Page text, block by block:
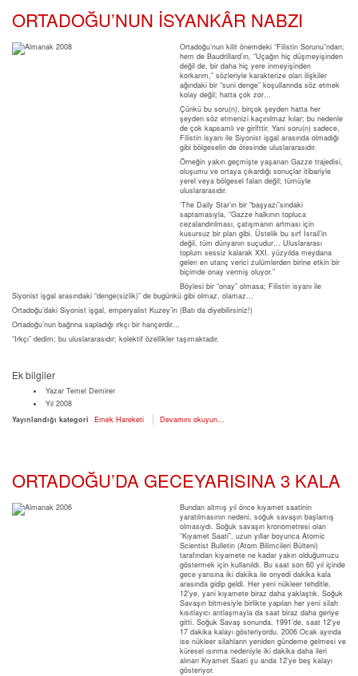
ORTADOĞU’NUN İSYANKÂR NABZI
Ortadoğu’nun kilit önemdeki “Filistin Sorunu”ndan;
hem de Baudrillard’ın, “Uçağın hiç düşmeyişinden
değil de, bir daha hiç yere inmeyişinden
korkarım,” sözleriyle karakterize olan ilişkiler
ağındaki bir “suni denge” koşullarında söz etmek
kolay değil; hatta çok zor…
Çünkü bu soru(n), birçok şeyden hatta her
şeyden söz etmenizi kaçınılmaz kılar; bu nedenle
de çok kapsamlı ve girifttir. Yani soru(n) sadece,
Filistin isyanı ile Siyonist işgal arasında olmadığı
gibi bölgeselin de ötesinde uluslararasıdır.
Örneğin yakın geçmişte yaşanan Gazze trajedisi,
oluşumu ve ortaya çıkardığı sonuçlar itibariyle
yerel veya bölgesel falan değil; tümüyle
uluslararasıdır.
‘The Daily Star’ın bir “başyazı”sındaki
saptamasıyla, “Gazze halkının topluca
cezalandırılması, çatışmanın artması için
kusursuz bir plan gibi. Üstelik bu sırf İsrail’in
değil, tüm dünyanın suçudur… Uluslararası
toplum sessiz kalarak XXI. yüzyılda meydana
gelen en utanç verici zulümlerden birine etkin bir
biçimde onay vermiş oluyor.”
Böylesi bir “onay” olmasa; Filistin isyanı ile
Siyonist işgal arasındaki “denge(sizlik)” de bugünkü gibi olmaz, olamaz…
Ortadoğu’daki Siyonist işgal, emperyalist Kuzey’in (Batı da diyebilirsiniz!)
Ortadoğu’nun bağrına sapladığı ırkçı bir hançerdir…
“Irkçı” dedim; bu uluslararasıdır; kolektif özellikler taşımaktadır.
Ek bilgiler
Yazar Temel Demirer
Yıl 2008
Yayınlandığı kategori
Emek Hareketi Devamını okuyun...
ORTADOĞU’DA GECEYARISINA 3 KALA
Bundan altmış yıl önce kıyamet saatinin
yaratılmasının nedeni, soğuk savaşın başlamış
olmasıydı. Soğuk savaşın kronometresi olan
“Kıyamet Saati”, uzun yıllar boyunca Atomic
Scientist Bulletin (Atom Bilimcileri Bülteni)
tarafından kıyamete ne kadar yakın olduğumuzu
göstermek için kullanıldı. Bu saat son 60 yıl içinde
gece yarısına iki dakika ile onyedi dakika kala
arasında gidip geldi. Her yeni nükleer tehditle,
12’ye, yani kıyamete biraz daha yaklaştık. Soğuk
Savaşın bitmesiyle birlikte yapılan her yeni silah
kısıtlayıcı antlaşmayla da saat biraz daha geriye
gitti. Soğuk Savaş sonunda, 1991’de, saat 12’ye
17 dakika kalayı gösteriyordu. 2006 Ocak ayında
ise nükleer silahların yeniden gündeme gelmesi ve
küresel ısınma nedeniyle iki dakika daha ileri
alınan Kıyamet Saati şu anda 12’ye beş kalayı
gösteriyor.